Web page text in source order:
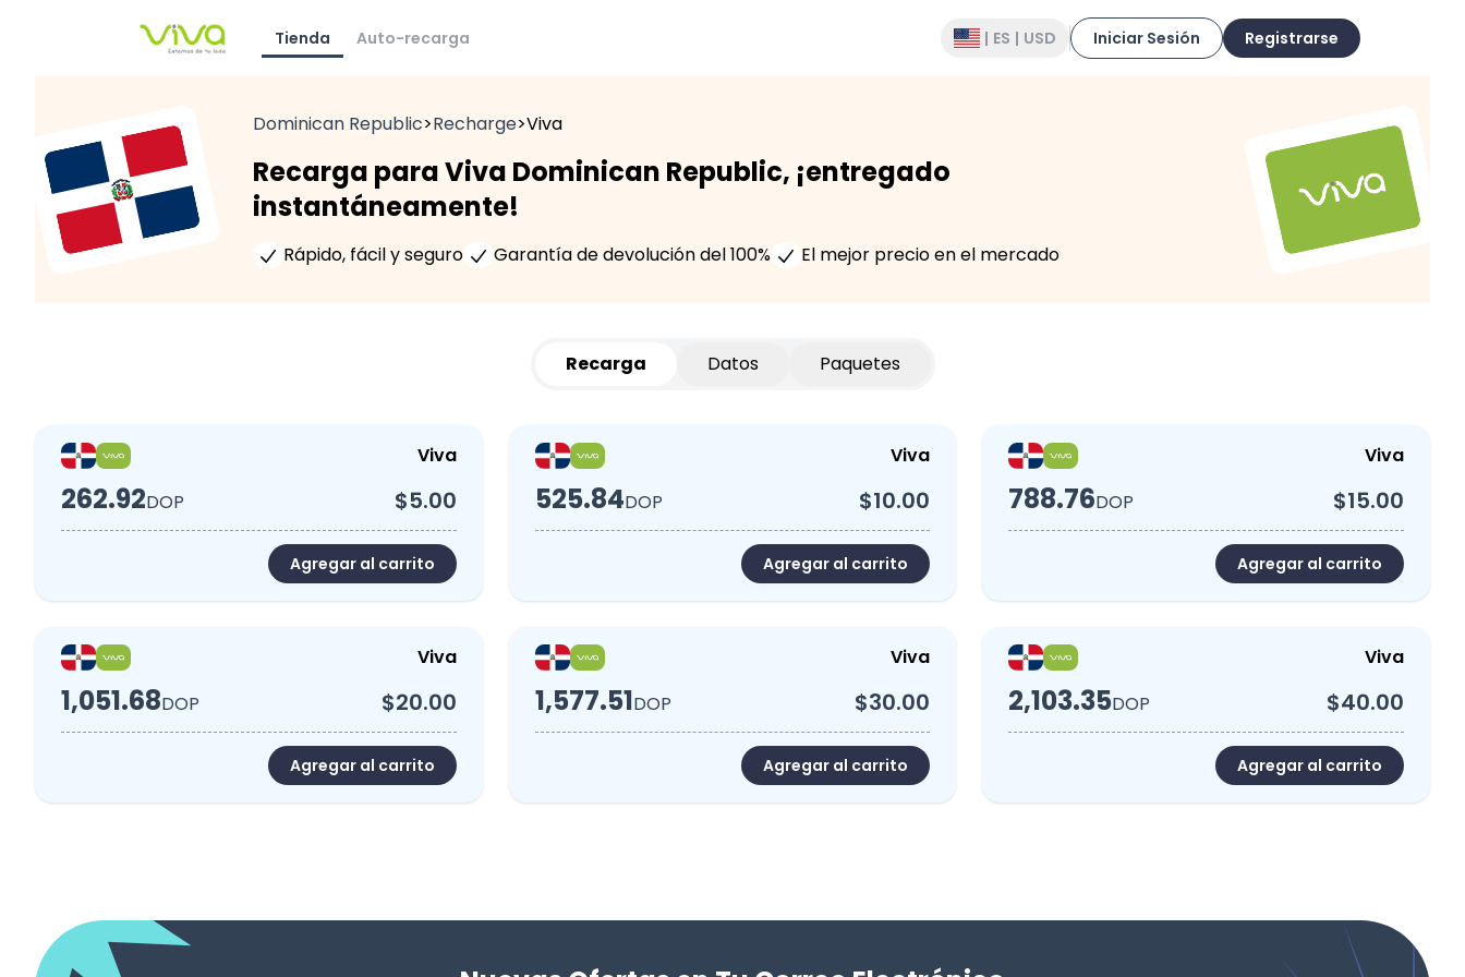
Tienda Auto-recarga | ES | USD Iniciar Sesión Registrarse
Dominican Republic>Recharge>Viva
Recarga para Viva Dominican Republic, ¡entregado
instantáneamente!
Rápido, fácil y seguro Garantía de devolución del 100% El mejor precio en el mercado
Recarga Datos Paquetes
Viva
262.92DOP $5.00
Agregar al carrito
Viva
525.84DOP $10.00
Agregar al carrito
Viva
788.76DOP $15.00
Agregar al carrito
Viva
1,051.68DOP $20.00
Agregar al carrito
Viva
1,577.51DOP $30.00
Agregar al carrito
Viva
2,103.35DOP $40.00
Agregar al carrito